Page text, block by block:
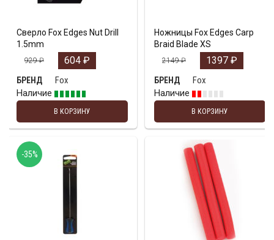
Сверло Fox Edges Nut Drill
1.5mm
929₽ 604 ₽
БРЕНД
Fox
Наличие
В КОРЗИНУ
Ножницы Fox Edges Carp
Braid Blade XS
2149₽ 1397 ₽
БРЕНД
Fox
Наличие
В КОРЗИНУ
-35%